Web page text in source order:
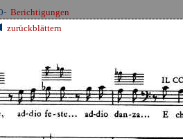
zurückblättern
Berichtigungen